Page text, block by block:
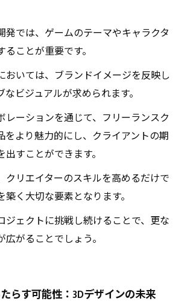
発では、ゲームのテーマやキャラクタ
ことが重要です。
おいては、ブランドイメージを反映し
ビジュアルが求められます。
レーションを通じて、フリーランスク
をより魅力的にし、クライアントの期
すことができます。
クリエイターのスキルを高めるだけで
く大切な要素となります。
ジェクトに挑戦し続けることで、更な
がることでしょう。
らす可能性：3Dデザインの未来